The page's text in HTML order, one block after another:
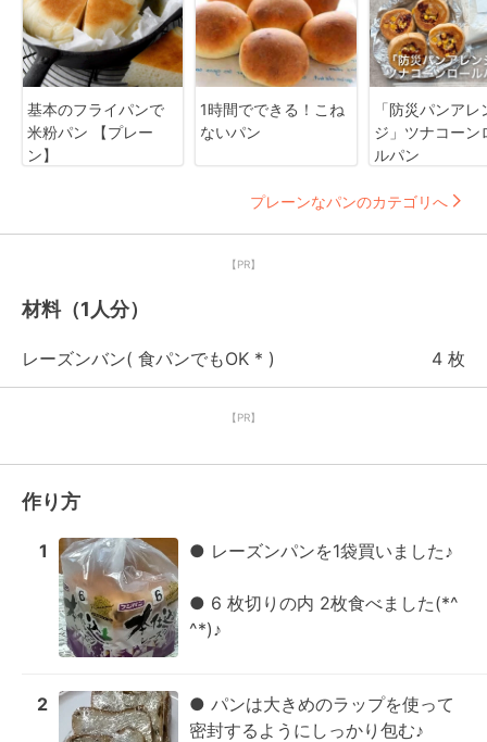
基本のフライパンで
米粉パン 【プレー
ン】
1時間でできる！こね
ないパン
「防災パンアレ
ジ」ツナコーン
ルパン
プレーンなパンのカテゴリへ
【PR】
材料（1人分）
レーズンバン( 食パンでもOK * ) 4 枚
【PR】
作り方
1 ● レーズンパンを1袋買いました♪
● 6 枚切りの内 2枚食べました(*^
^*)♪
2
● パンは大きめのラップを使って
密封するようにしっかり包む♪